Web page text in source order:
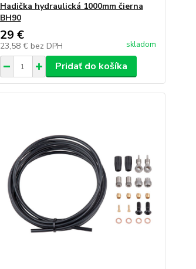
Hadička hydraulická 1000mm čierna
BH90
29 €
23,58 € bez DPH skladom
Pridať do košíka